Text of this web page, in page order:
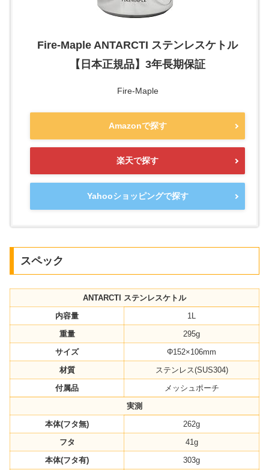
Fire-Maple ANTARCTI ステンレスケトル
【日本正規品】3年長期保証
Fire-Maple
Amazonで探す
楽天で探す
Yahooショッピングで探す
スペック
ANTARCTI ステンレスケトル
内容量
1L
重量
295g
サイズ
Φ152×106mm
材質
ステンレス(SUS304)
付属品
メッシュポーチ
実測
本体(フタ無)
262g
フタ
41g
本体(フタ有)
303g